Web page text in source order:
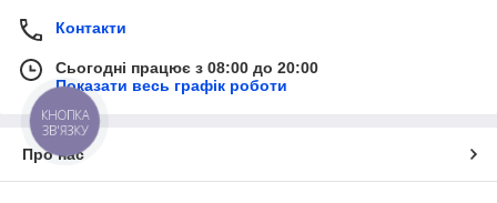
Контакти
Сьогодні працює з 08:00 до 20:00
Показати весь графік роботи
Про нас
КНОПКА
ЗВ'ЯЗКУ